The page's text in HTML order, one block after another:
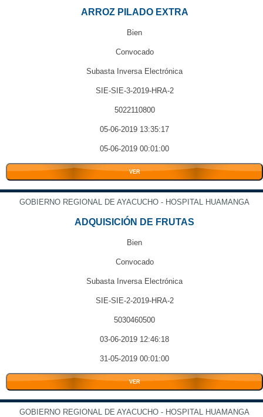
ARROZ PILADO EXTRA
Bien
Convocado
Subasta Inversa Electrónica
SIE-SIE-3-2019-HRA-2
5022110800
05-06-2019 13:35:17
05-06-2019 00:01:00
VER
GOBIERNO REGIONAL DE AYACUCHO - HOSPITAL HUAMANGA
ADQUISICIÓN DE FRUTAS
Bien
Convocado
Subasta Inversa Electrónica
SIE-SIE-2-2019-HRA-2
5030460500
03-06-2019 12:46:18
31-05-2019 00:01:00
VER
GOBIERNO REGIONAL DE AYACUCHO - HOSPITAL HUAMANGA